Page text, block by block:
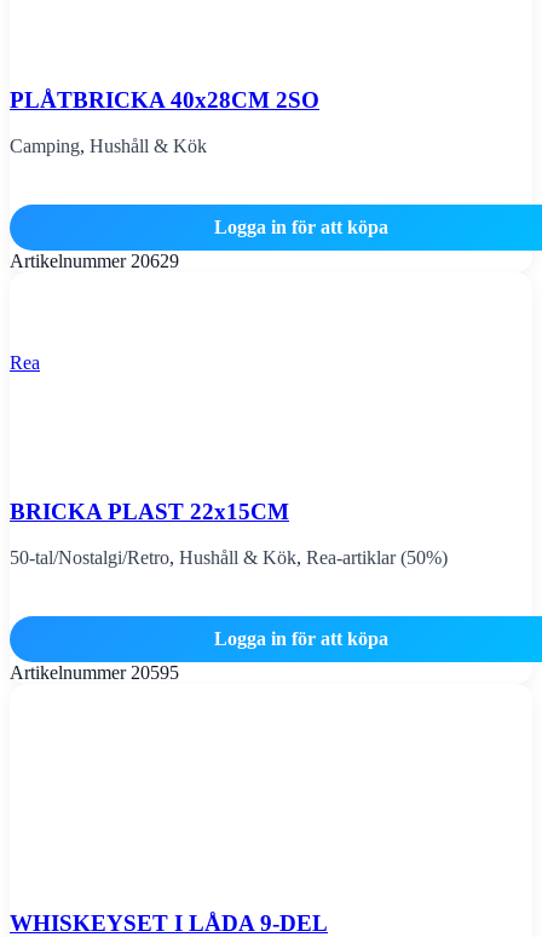
PLÅTBRICKA 40x28CM 2SO
Camping, Hushåll & Kök
Logga in för att köpa
Artikelnummer 20629
Rea
BRICKA PLAST 22x15CM
50-tal/Nostalgi/Retro, Hushåll & Kök, Rea-artiklar (50%)
Logga in för att köpa
Artikelnummer 20595
WHISKEYSET I LÅDA 9-DEL